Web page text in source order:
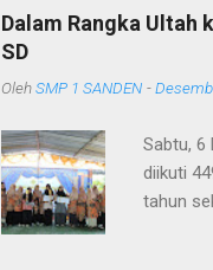
Dalam Rangka Ultah
SD
OlehSMP 1 SANDEN -
Sabtu, 6
diikuti
tahun
acara